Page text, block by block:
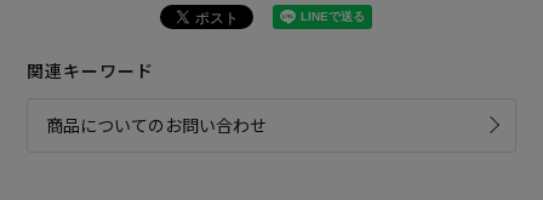
関連キーワード
商品についてのお問い合わせ